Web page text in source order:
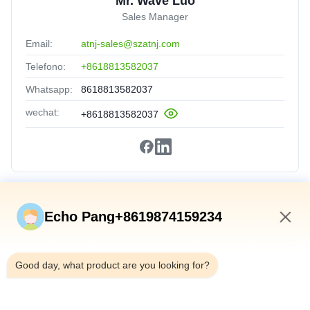
Sales Manager
Email: atnj-sales@szatnj.com
Telefono: +8618813582037
Whatsapp: 8618813582037
wechat: +8618813582037
Collegamenti Rapidi
Prodotti
Su Di Noi
Echo Pang+8619874159234
Good day, what product are you looking for?